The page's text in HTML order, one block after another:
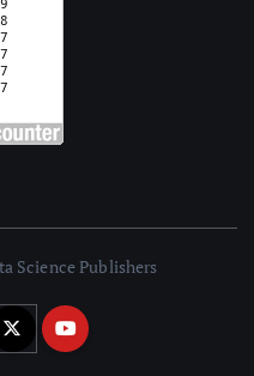
Science Publishers